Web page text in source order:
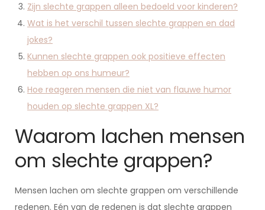
Zijn slechte grappen alleen bedoeld voor kinderen?
Wat is het verschil tussen slechte grappen en dad
jokes?
Kunnen slechte grappen ook positieve effecten
hebben op ons humeur?
Hoe reageren mensen die niet van flauwe humor
houden op slechte grappen XL?
Waarom lachen mensen
om slechte grappen?
Mensen lachen om slechte grappen om verschillende
redenen. Eén van de redenen is dat slechte grappen